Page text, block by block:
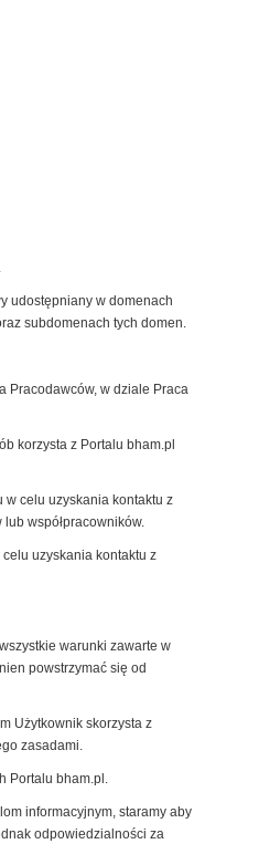
udostępniany w domenach
subdomenach tych domen.
Pracodawców, w dziale Praca
korzysta z Portalu bham.pl
w celu uzyskania kontaktu z
współpracowników.
uzyskania kontaktu z
warunki zawarte w
powstrzymać się od
Użytkownik skorzysta z
zasadami.
Portalu bham.pl.
informacyjnym, staramy aby
odpowiedzialności za